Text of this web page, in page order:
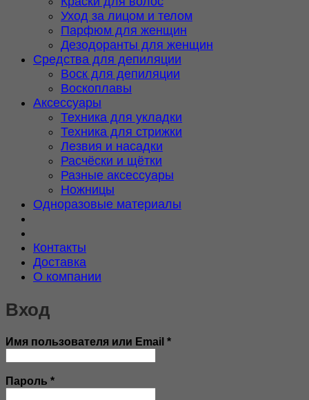
Уход за лицом и телом
Парфюм для женщин
Дезодоранты для женщин
Средства для депиляции
Воск для депиляции
Воскоплавы
Аксессуары
Техника для укладки
Техника для стрижки
Лезвия и насадки
Расчёски и щётки
Разные аксессуары
Ножницы
Одноразовые материалы
Контакты
Доставка
О компании
Вход
Имя пользователя или Email *Обязательно
Пароль *Обязательно